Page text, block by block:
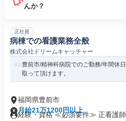
んか？
正社員
病棟での看護業務全般
株式会社ドリームキャッチャー
豊前市/精神科病院でのご勤務/年間休
取って頂けます。
福岡県豊前市
月給21万1200円以上
経験・資格 ≪必須要件≫ 正看護師